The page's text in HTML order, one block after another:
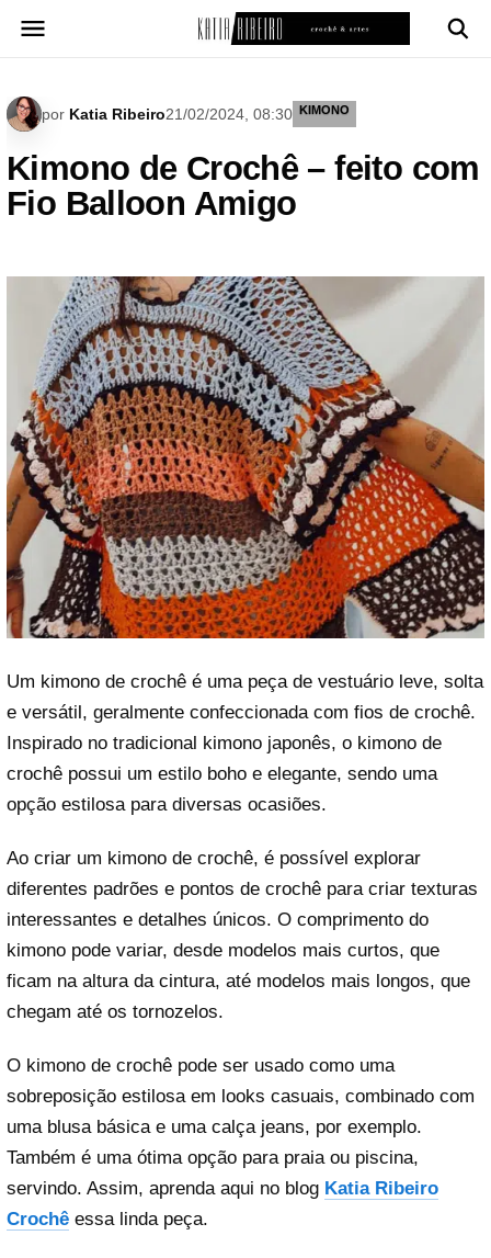
para
por Katia Ribeiro21/02/2024, 08:30 KIMONO
Kimono de Crochê – feito com
Fio Balloon Amigo
Um kimono de crochê é uma peça de vestuário leve, solta
e versátil, geralmente confeccionada com fios de crochê.
Inspirado no tradicional kimono japonês, o kimono de
crochê possui um estilo boho e elegante, sendo uma
opção estilosa para diversas ocasiões.
Ao criar um kimono de crochê, é possível explorar
diferentes padrões e pontos de crochê para criar texturas
interessantes e detalhes únicos. O comprimento do
kimono pode variar, desde modelos mais curtos, que
ficam na altura da cintura, até modelos mais longos, que
chegam até os tornozelos.
O kimono de crochê pode ser usado como uma
sobreposição estilosa em looks casuais, combinado com
uma blusa básica e uma calça jeans, por exemplo.
Também é uma ótima opção para praia ou piscina,
servindo. Assim, aprenda aqui no blog Katia Ribeiro
Crochê essa linda peça.